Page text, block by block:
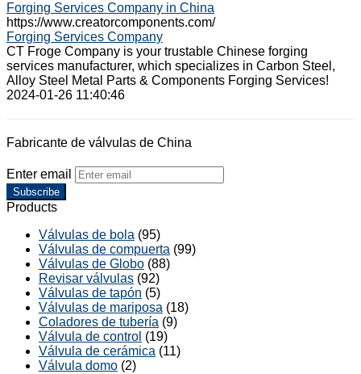
Forging Services Company in China
https://www.creatorcomponents.com/
Forging Services Company
CT Froge Company is your trustable Chinese forging
services manufacturer, which specializes in Carbon Steel,
Alloy Steel Metal Parts & Components Forging Services!
2024-01-26 11:40:46
Fabricante de válvulas de China
Enter email
Subscribe
Products
Válvulas de bola (95)
Válvulas de compuerta (99)
Válvulas de Globo (88)
Revisar válvulas (92)
Válvulas de tapón (5)
Válvulas de mariposa (18)
Coladores de tubería (9)
Válvula de control (19)
Válvula de cerámica (11)
Válvula domo (2)